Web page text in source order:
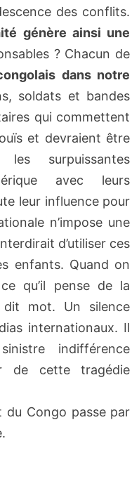
des conflits.
génère ainsi une
? Chacun de
dans notre
soldats et bandes
qui commettent
et devraient être
surpuissantes
avec leurs
leur influence pour
n’impose une
d’utiliser ces
enfants. Quand on
qu’il pense de la
mot. Un silence
internationaux. Il
indifférence
de cette tragédie
du Congo passe par